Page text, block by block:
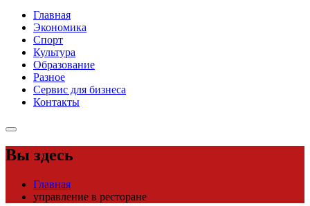
Главная
Экономика
Спорт
Культура
Образование
Разное
Сервис для бизнеса
Контакты
Вы здесь
Главная
управление в ресторане